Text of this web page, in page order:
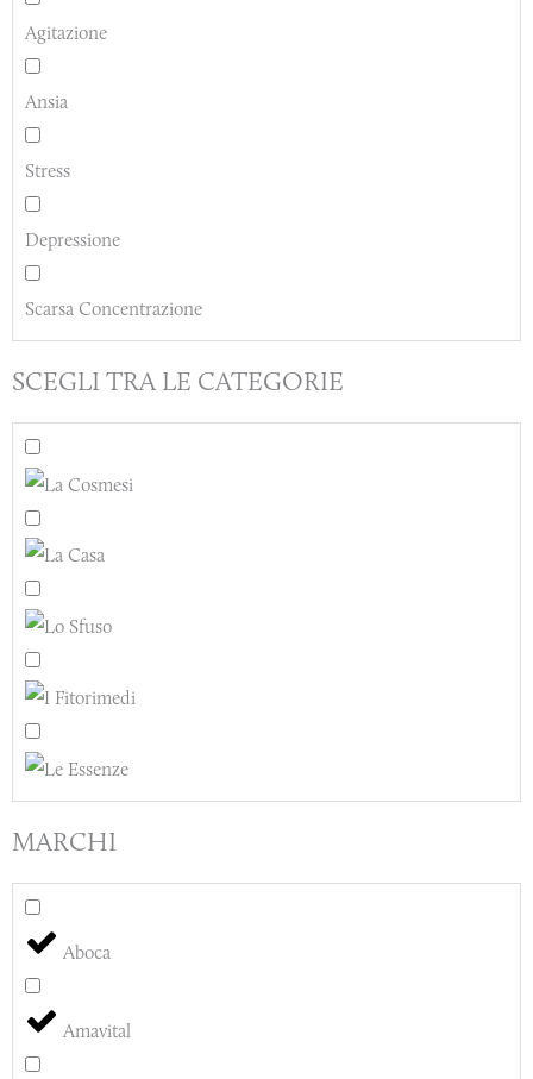
Agitazione
Ansia
Stress
Depressione
Scarsa Concentrazione
SCEGLI TRA LE CATEGORIE
MARCHI
Aboca
Amavital